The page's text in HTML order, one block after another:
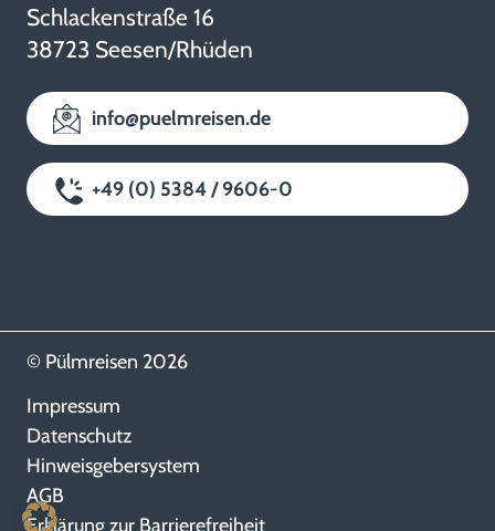
Schlackenstraße 16
38723 Seesen/Rhüden
info@puelmreisen.de
+49 (0) 5384 / 9606-0
© Pülmreisen 2026
Impressum
Datenschutz
Hinweisgebersystem
AGB
Erklärung zur Barrierefreiheit